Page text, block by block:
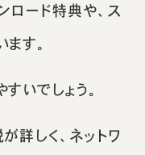
ロード特典や、ス
す。
いでしょう。
詳しく、ネットワ